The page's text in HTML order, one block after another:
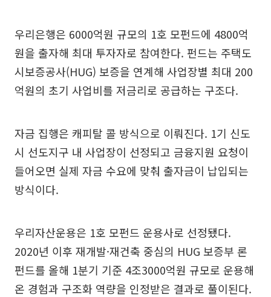
우리은행은 6000억원 규모의 1호 모펀드에 4800억
원을 출자해 최대 투자자로 참여한다. 펀드는 주택도
시보증공사(HUG) 보증을 연계해 사업장별 최대 200
억원의 초기 사업비를 저금리로 공급하는 구조다.
자금 집행은 캐피탈 콜 방식으로 이뤄진다. 1기 신도
시 선도지구 내 사업장이 선정되고 금융지원 요청이
들어오면 실제 자금 수요에 맞춰 출자금이 납입되는
방식이다.
우리자산운용은 1호 모펀드 운용사로 선정됐다.
2020년 이후 재개발·재건축 중심의 HUG 보증부 론
펀드를 올해 1분기 기준 4조3000억원 규모로 운용해
온 경험과 구조화 역량을 인정받은 결과로 풀이된다.